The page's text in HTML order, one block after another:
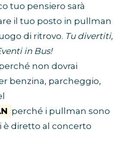
tuo pensiero sarà
il tuo posto in pullman
di ritrovo. Tu divertiti,
in Bus!
non dovrai
benzina, parcheggio,
perché i pullman sono
è diretto al concerto